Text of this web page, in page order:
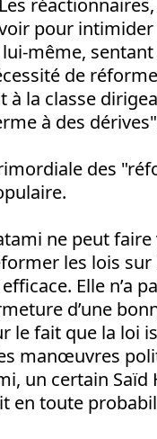
pour
même,
de
à la classe
à des
des
ne peut
les lois
Elle n’a
d’une
le fait que la loi
manœuvres
un certain
en toute